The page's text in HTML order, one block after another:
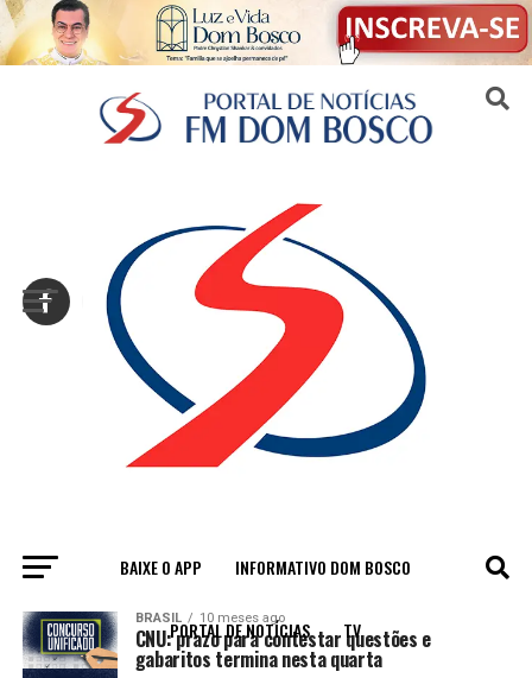
BAIXE O APP INFORMATIVO DOM BOSCO
PORTAL DE NOTÍCIAS TV
All posts tagged "gabaritos"
BRASIL 10 meses ago
CNU: prazo para contestar questões e
gabaritos termina nesta quarta
Sair da versão mobile